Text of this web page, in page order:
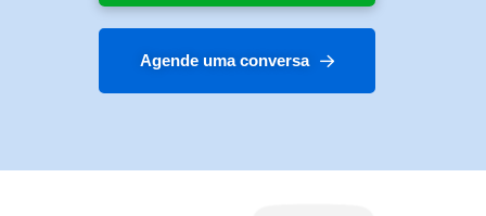
Agende uma conversa